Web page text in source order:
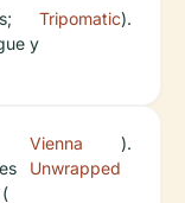
y
Tripomatic).
Vienna
Unwrapped
).